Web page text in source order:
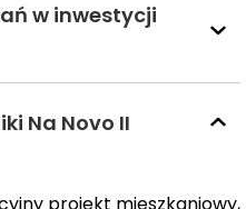
w inwestycji
Na Novo II